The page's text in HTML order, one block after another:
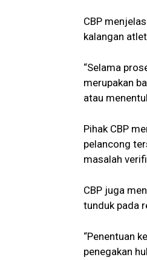
CBP
kalangan
“Selama
merupakan
atau
Pihak CBP
pelancong
masalah
CBP juga
tunduk pada
“Penentuan
penegakan